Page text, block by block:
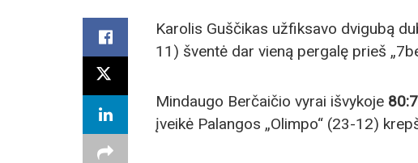
Karolis Guščikas užfiksavo dvigubą
11) šventė dar vieną pergalę prieš
Mindaugo Berčaičio vyrai išvykoje
įveikė Palangos „Olimpo“ (23-12)